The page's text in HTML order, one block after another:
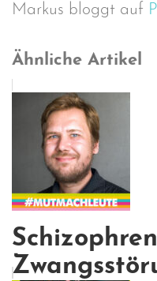
Markus bloggt auf
Ähnliche Artikel